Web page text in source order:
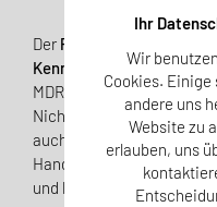
Der Prüfung auf
Kennzeichnungspflichten
MDR)
folgtdie Phase der
Nicht nur die Lager- und
auch die
Handhabungs
hinweise
und kontrolliert werden.
Ihr
Wir
Cookies.
andere uns
Website zu
erlauben, uns